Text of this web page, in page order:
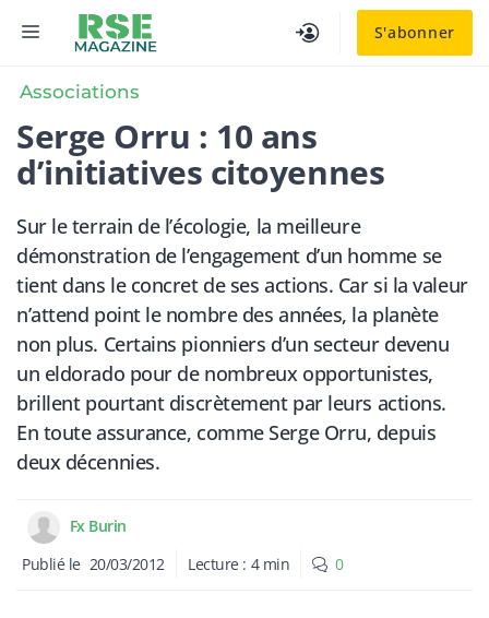
S'abonner
MENU
Associations
Serge Orru : 10 ans
d’initiatives citoyennes
Sur le terrain de l’écologie, la meilleure
démonstration de l’engagement d’un homme se
tient dans le concret de ses actions. Car si la valeur
n’attend point le nombre des années, la planète
non plus. Certains pionniers d’un secteur devenu
un eldorado pour de nombreux opportunistes,
brillent pourtant discrètement par leurs actions.
En toute assurance, comme Serge Orru, depuis
deux décennies.
Fx Burin
Publié le 20/03/2012 Lecture : 4 min 0